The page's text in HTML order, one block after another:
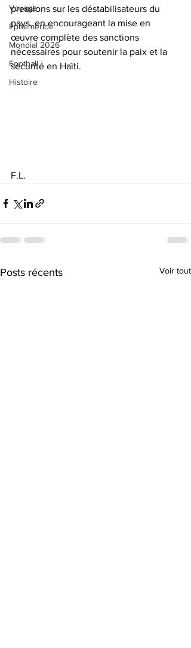
Voyage
Éphéméride
Mondial 2026
Football
Histoire
pressions sur les déstabilisateurs du
pays, en encourageant la mise en
œuvre complète des sanctions
nécessaires pour soutenir la paix et la
sécurité en Haïti.
F.L.
Posts récents Voir tout